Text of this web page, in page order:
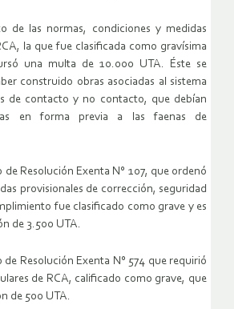
de las normas, condiciones y medidas
la que fue clasificada como gravísima
una multa de 10.000 UTA. Éste se
construido obras asociadas al sistema
de contacto y no contacto, que debían
en forma previa a las faenas de
Resolución Exenta N° 107, que ordenó
provisionales de corrección, seguridad
fue clasificado como grave y es
de 3.500 UTA.
Resolución Exenta N° 574 que requirió
de RCA, calificado como grave, que
de 500 UTA.